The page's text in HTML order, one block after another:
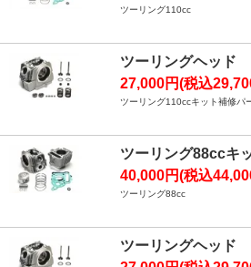
ツーリング110cc
ツーリングヘッド
27,000円(税込
ツーリング110ccキット補修パ
ツーリング88ccキ
40,000円(税込
ツーリング88cc
ツーリングヘッド